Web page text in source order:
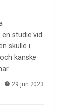
studie vid
skulle i
kanske
29 jun 2023